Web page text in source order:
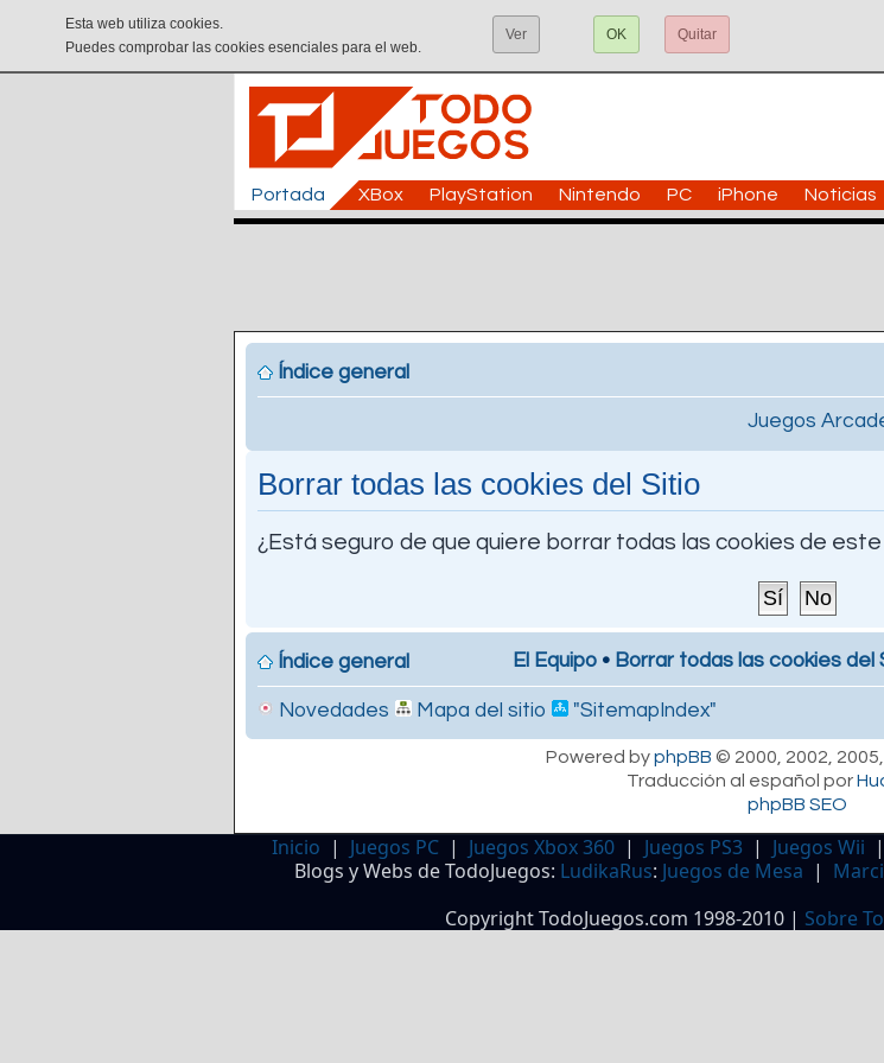
Esta web utiliza cookies.
Puedes comprobar las cookies esenciales para el web.
Ver OK Quitar
Portada XBox PlayStation Nintendo PC iPhone Noticias
Índice general
Juegos
Borrar todas las cookies del Sitio
¿Está seguro de que quiere borrar todas las cookies de este
Índice general El Equipo • Borrar todas las cookies del
Novedades Mapa del sitio "SitemapIndex"
Powered byphpBB © 2000, 2002,
Traducción al español por
phpBB SEO
Inicio | Juegos PC | Juegos Xbox 360 | Juegos PS3 | Juegos Wii |
Blogs y Webs de TodoJuegos: LudikaRus: Juegos de Mesa |
Copyright TodoJuegos.com 1998-2010 | Sobre